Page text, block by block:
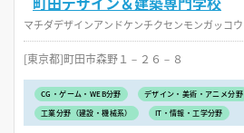
マチダデザインアンドケンチクセンモンガッコウ
[東京都]町田市森野１－２６－８
CG・ゲーム・WEB分野 デザイン・美術・アニメ分野
工業分野（建設・機械系）
IT・情報・工学分野